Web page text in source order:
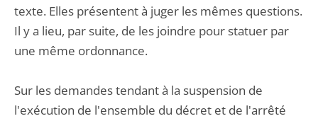
texte. Elles présentent à juger les mêmes questions.
Il y a lieu, par suite, de les joindre pour statuer par
une même ordonnance.
Sur les demandes tendant à la suspension de
l'exécution de l'ensemble du décret et de l'arrêté